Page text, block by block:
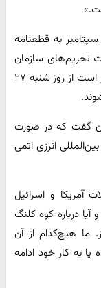
شورای امنیت سازمان ملل متحد روز جمعه ۲۶ سپتامبر به قطعنامه
تحریم‌های سازمان
ملل علیه ایران رای منفی داد و این تحریم‌ها قرار است از روز شنبه ۲۷
گفت که در صورت
انرژی اتمی
آمریکا و اسرائیل
درباره کوه کلنگ
ما هیچ‌کدام از آن
یا به کار خود ادامه